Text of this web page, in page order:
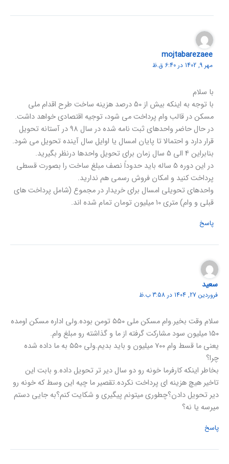
mojtabarezaee
مهر 9, 1402 در 6:40 ق.ظ
با سلام
با توجه به اینکه بیش از 50 درصد هزینه ساخت طرح اقدام ملی
مسکن در قالب وام پرداخت می شود، توجیه اقتصادی خواهد داشت.
در حال حاضر واحدهای ثبت نامه شده در سال 98 در آستانه تحویل
قرار دارد و احتمالا تا پایان امسال یا اوایل سال آینده تحویل می شود.
بنابراین 4 الی 5 سال زمان برای تحویل واحدها درنظر بگیرید.
در این دوره 5 ساله باید حدوداً نصف مبلغ ساخت را بصورت قسطی
پرداخت کنید و امکان فروش رسمی هم ندارید.
واحدهای تحویلی امسال برای خریدار در مجموع (شامل پرداخت های
قبلی و وام) متری 10 میلیون تومان تمام شده اند.
پاسخ
سعید
فروردین 27, 1404 در 3:58 ب.ظ
سلام وقت بخیر.وام مسکن ملی ۵۵۰ تومن بوده.ولی اداره مسکن اومده
۱۵۰ میلیون سود مشارکت گرفته از ما و گذاشته رو مبلغ وام.
یعنی ما قسط وام ۷۰۰ میلیون و باید بدیم.ولی ۵۵۰ به ما داده شده
چرا؟
بخاطر اینکه کارفرما خونه رو دو سال دیر تر تحویل داده.و بابت این
تاخیر هیچ هزینه ای پرداخت نکرده.تقصیر ما چیه این وسط که خونه رو
دیر تحویل دادن؟چطوری میتونم پیگیری و شکایت کنم؟به جایی دستم
میرسه یا نه؟
پاسخ